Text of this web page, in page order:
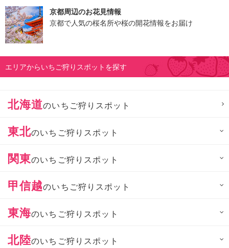
京都周辺のお花見情報
京都で人気の桜名所や桜の開花情報をお届け
エリアからいちご狩りスポットを探す
北海道のいちご狩りスポット
東北のいちご狩りスポット
関東のいちご狩りスポット
甲信越のいちご狩りスポット
東海のいちご狩りスポット
北陸のいちご狩りスポット